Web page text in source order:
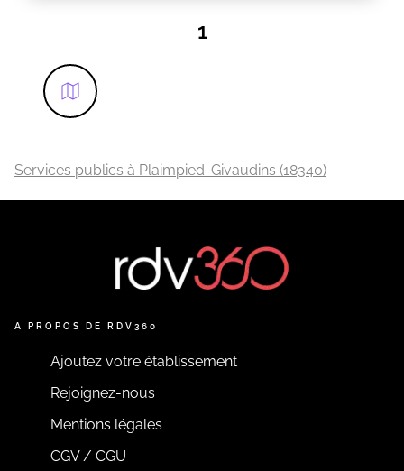
1
Services publics à Plaimpied-Givaudins (18340)
A PROPOS DE RDV360
Ajoutez votre établissement
Rejoignez-nous
Mentions légales
CGV / CGU